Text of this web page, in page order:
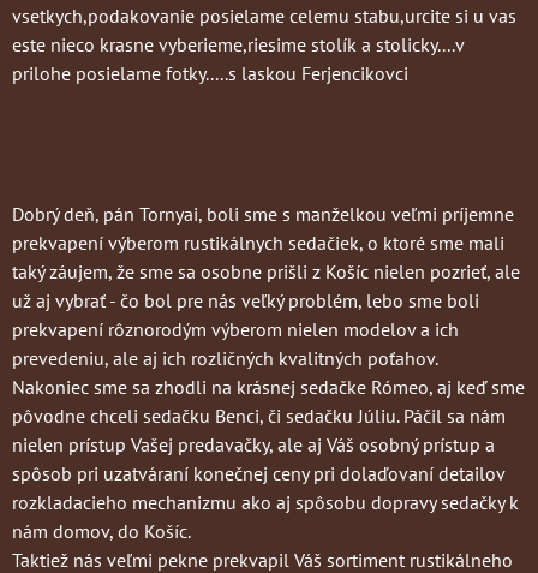
vsetkych,podakovanie posielame celemu stabu,urcite si u vas
este nieco krasne vyberieme,riesime stolík a stolicky....v
prilohe posielame fotky.....s laskou Ferjencikovci
Dobrý deň, pán Tornyai, boli sme s manželkou veľmi príjemne
prekvapení výberom rustikálnych sedačiek, o ktoré sme mali
taký záujem, že sme sa osobne prišli z Košíc nielen pozrieť, ale
už aj vybrať - čo bol pre nás veľký problém, lebo sme boli
prekvapení rôznorodým výberom nielen modelov a ich
prevedeniu, ale aj ich rozličných kvalitných poťahov.
Nakoniec sme sa zhodli na krásnej sedačke Rómeo, aj keď sme
pôvodne chceli sedačku Benci, či sedačku Júliu. Páčil sa nám
nielen prístup Vašej predavačky, ale aj Váš osobný prístup a
spôsob pri uzatváraní konečnej ceny pri dolaďovaní detailov
rozkladacieho mechanizmu ako aj spôsobu dopravy sedačky k
nám domov, do Košíc.
Taktiež nás veľmi pekne prekvapil Váš sortiment rustikálneho